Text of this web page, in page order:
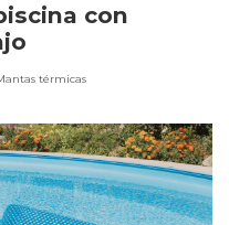
con
térmicas